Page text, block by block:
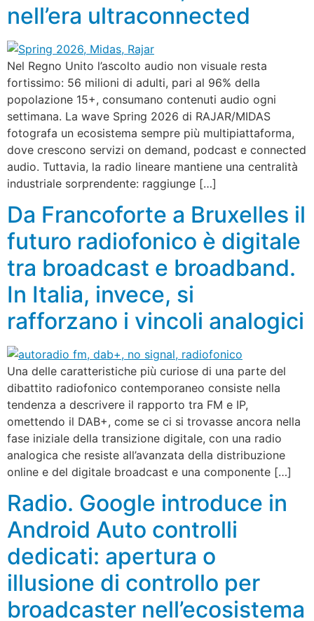
nell’era ultraconnected
Nel Regno Unito l’ascolto audio non visuale resta
fortissimo: 56 milioni di adulti, pari al 96% della
popolazione 15+, consumano contenuti audio ogni
settimana. La wave Spring 2026 di RAJAR/MIDAS
fotografa un ecosistema sempre più multipiattaforma,
dove crescono servizi on demand, podcast e connected
audio. Tuttavia, la radio lineare mantiene una centralità
industriale sorprendente: raggiunge […]
Da Francoforte a Bruxelles il
futuro radiofonico è digitale
tra broadcast e broadband.
In Italia, invece, si
rafforzano i vincoli analogici
Una delle caratteristiche più curiose di una parte del
dibattito radiofonico contemporaneo consiste nella
tendenza a descrivere il rapporto tra FM e IP,
omettendo il DAB+, come se ci si trovasse ancora nella
fase iniziale della transizione digitale, con una radio
analogica che resiste all’avanzata della distribuzione
online e del digitale broadcast e una componente […]
Radio. Google introduce in
Android Auto controlli
dedicati: apertura o
illusione di controllo per
broadcaster nell’ecosistema